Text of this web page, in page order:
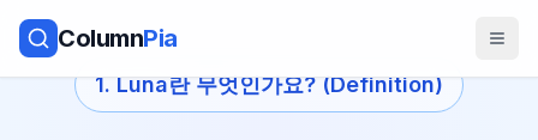
ColumnPia
1. Luna란 무엇인가요? (Definition)